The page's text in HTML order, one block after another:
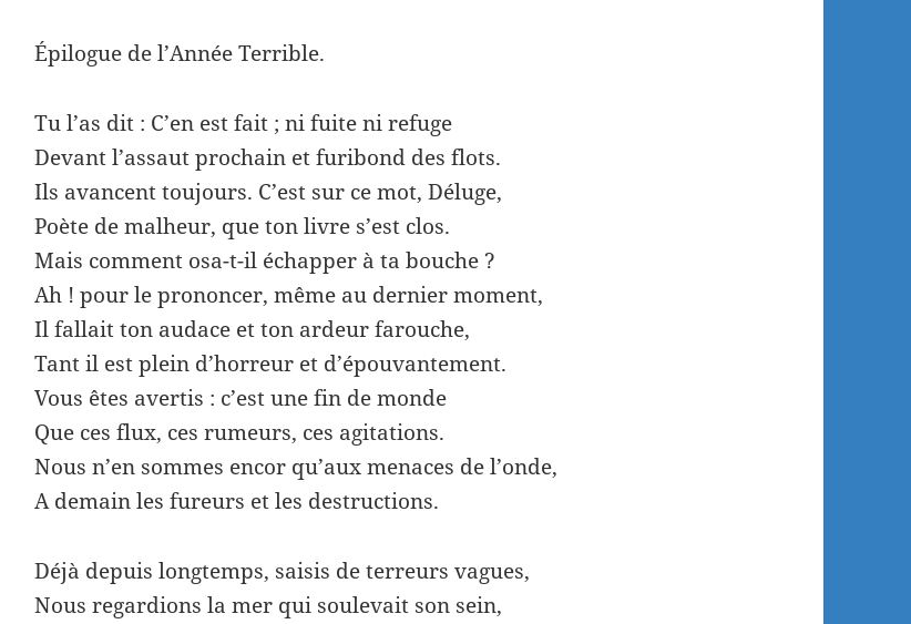
Épilogue de l’Année Terrible.
Tu l’as dit : C’en est fait ; ni fuite ni refuge
Devant l’assaut prochain et furibond des flots.
Ils avancent toujours. C’est sur ce mot, Déluge,
Poète de malheur, que ton livre s’est clos.
Mais comment osa-t-il échapper à ta bouche ?
Ah ! pour le prononcer, même au dernier moment,
Il fallait ton audace et ton ardeur farouche,
Tant il est plein d’horreur et d’épouvantement.
Vous êtes avertis : c’est une fin de monde
Que ces flux, ces rumeurs, ces agitations.
Nous n’en sommes encor qu’aux menaces de l’onde,
A demain les fureurs et les destructions.
Déjà depuis longtemps, saisis de terreurs vagues,
Nous regardions la mer qui soulevait son sein,